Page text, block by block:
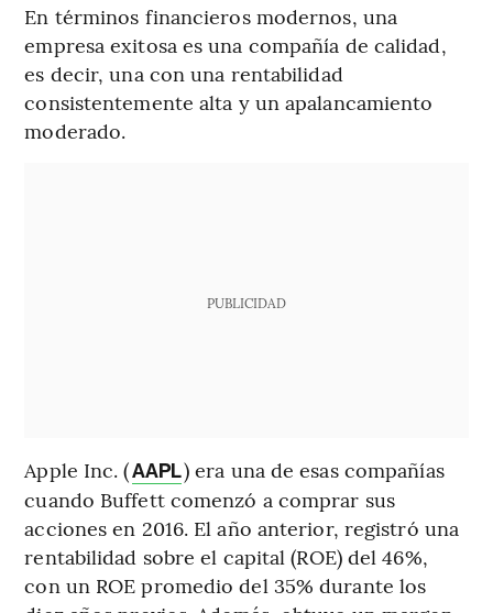
En términos financieros modernos, una
empresa exitosa es una compañía de calidad,
es decir, una con una rentabilidad
consistentemente alta y un apalancamiento
moderado.
PUBLICIDAD
Apple Inc. (AAPL) era una de esas compañías
cuando Buffett comenzó a comprar sus
acciones en 2016. El año anterior, registró una
rentabilidad sobre el capital (ROE) del 46%,
con un ROE promedio del 35% durante los